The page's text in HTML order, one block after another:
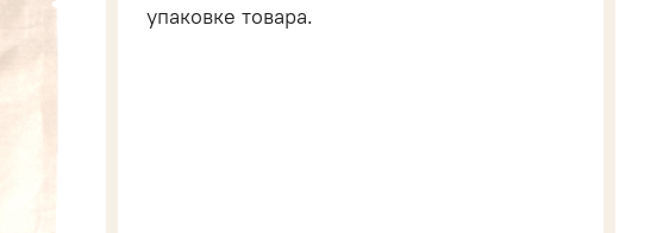
упаковке товара.